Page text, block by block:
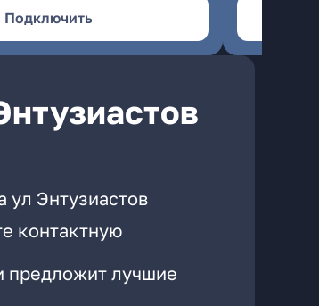
Подключить
ул Энтузиастов
контактную
предложит лучшие